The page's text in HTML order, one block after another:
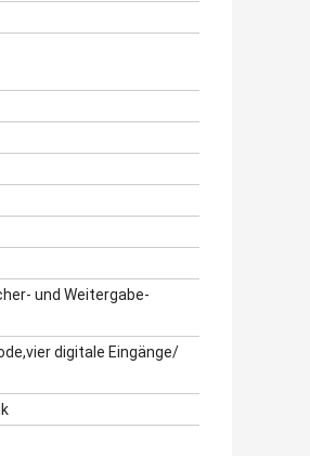
und Weitergabe-
digitale Eingänge/